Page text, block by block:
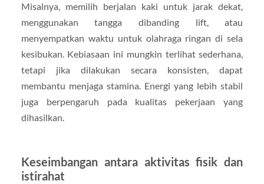
Misalnya, memilih berjalan kaki untuk jarak dekat,
menggunakan tangga dibanding lift, atau
menyempatkan waktu untuk olahraga ringan di sela
kesibukan. Kebiasaan ini mungkin terlihat sederhana,
tetapi jika dilakukan secara konsisten, dapat
membantu menjaga stamina. Energi yang lebih stabil
juga berpengaruh pada kualitas pekerjaan yang
dihasilkan.
Keseimbangan antara aktivitas fisik dan
istirahat